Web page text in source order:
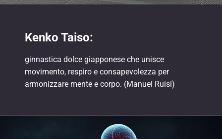
Kenko Taiso:
ginnastica dolce giapponese che unisce
movimento, respiro e consapevolezza per
armonizzare mente e corpo. (Manuel Ruisi)